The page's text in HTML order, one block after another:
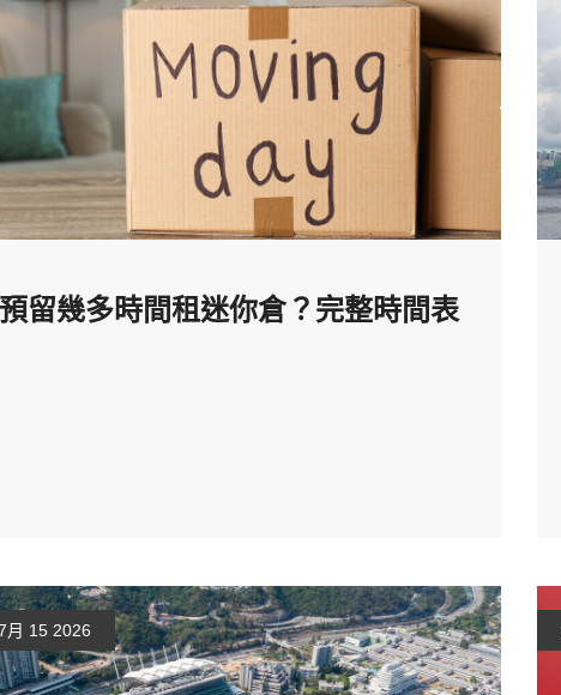
留幾多時間租迷你倉？完整時間表
月 15 2026